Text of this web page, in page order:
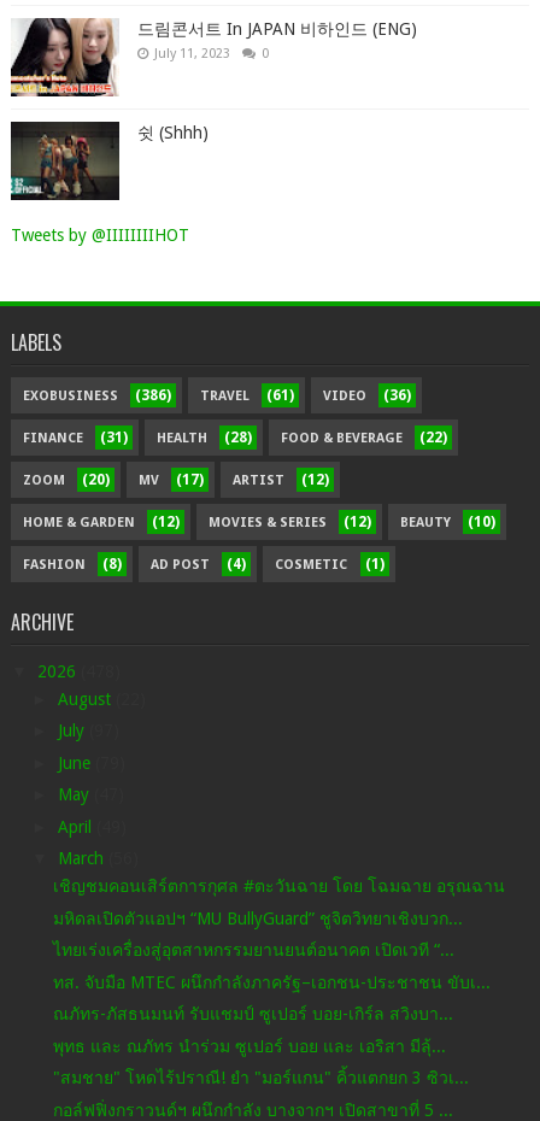
드림콘서트 In JAPAN 비하인드 (ENG)
July 11, 2023 0
쉿 (Shhh)
Tweets by @IIIIIIIIHOT
LABELS
EXOBUSINESS (386) TRAVEL (61) VIDEO (36)
FINANCE (31) HEALTH (28) FOOD & BEVERAGE (22)
ZOOM (20) MV (17) ARTIST (12)
HOME & GARDEN (12) MOVIES & SERIES (12) BEAUTY (10)
FASHION (8) AD POST (4) COSMETIC (1)
ARCHIVE
2026
August
July
June
May
April
March
เชิญชมคอนเสิร์ตการกุศล #ตะวันฉาย โดย โฉมฉาย อรุณฉาน
มหิดลเปิดตัวแอปฯ “MU BullyGuard” ชูจิตวิทยาเชิงบวก...
ไทยเร่งเครื่องสู่อุตสาหกรรมยานยนต์อนาคต เปิดเวที “...
ทส. จับมือ MTEC ผนึกกำลังภาครัฐ–เอกชน-ประชาชน ขับเ...
ณภัทร-ภัสธนมนท์ รับแชมป์ ซูเปอร์ บอย-เกิร์ล สวิงบา...
พุทธ และ ณภัทร นำร่วม ซูเปอร์ บอย และ เอริสา มีลุ้...
"สมชาย" โหดไร้ปราณี! ยำ "มอร์แกน" คิ้วแตกยก 3 ซิวเ...
กอล์ฟฟิ่งกราวนด์ฯ ผนึกกำลัง บางจากฯ เปิดสาขาที่ 5 ...